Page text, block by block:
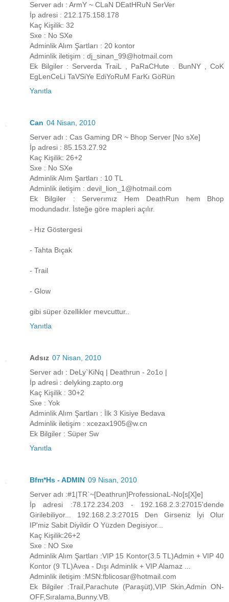
Server adı : ArmY ~ CLaN DEatHRuN SerVer
İp adresi : 212.175.158.178
Kaç Kişilik: 32
Sxe : No SXe
Adminlik Alım Şartları : 20 kontor
Adminlik iletişim : dj_sinan_99@hotmail.com
Ek Bilgiler : Serverda TraiL , PaRaCHute . BunNY , CoK
EgLenCeLi TaVSiYe EdiYoRuM FarKı GöRün
Yanıtla
Can 04 Nisan, 2010
Server adı : Cas Gaming DR ~ Bhop Server [No sXe]
İp adresi : 85.153.27.92
Kaç Kişilik: 26+2
Sxe : No SXe
Adminlik Alım Şartları : 10 TL
Adminlik iletişim : devil_lion_1@hotmail.com
Ek Bilgiler : Serverımız Hem DeathRun hem Bhop
modundadır. İsteğe göre mapleri açılır.
- Hız Göstergesi
- Tahta Bıçak
- Trail
- Glow
gibi süper özellikler mevcuttur..
Yanıtla
Adsız 07 Nisan, 2010
Server adı : DeLy`KiNq | Deathrun - 2o1o |
İp adresi : delyking.zapto.org
Kaç Kişilik : 30+2
Sxe : Yok
Adminlik Alım Şartları : İlk 3 Kisiye Bedava
Adminlik iletişim : xcezax1905@w.cn
Ek Bilgiler : Süper Sw
Yanıtla
Bfm*Hs - ADMIN 09 Nisan, 2010
Server adı :#1|TR`~[Deathrun]ProfessionaL-No[s[X]e]
İp adresi :78.172.234.203 - 192.168.2.3:27015'dende
Girilebiliyor... 192.168.2.3:27015 Den Girseniz İyi Olur
IP'miz Sabit Diyildir O Yüzden Degisiyor...
Kaç Kişilik:26+2
Sxe : NO Sxe
Adminlik Alım Şartları :VIP 15 Kontor(3.5 TL)Admin + VIP 40
Kontor (9 TL)Avea - Dışı Adminlik + VIP Alamaz ...
Adminlik iletişim :MSN:fblicosar@hotmail.com
Ek Bilgiler :Trail,Parachute (Paraşüt),VIP Skin,Admin ON-
OFF,Sıralama,Bunny.VB.